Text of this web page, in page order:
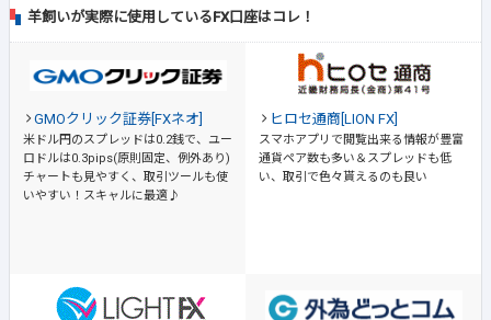
羊飼いが実際に使用しているFX口座はコレ！
GMOクリック証券[FXネオ]
米ドル円のスプレッドは0.2銭で、ユー
ロドルは0.3pips(原則固定、例外あり)
チャートも見やすく、取引ツールも使
いやすい！スキャルに最適♪
ヒロセ通商[LION FX]
スマホアプリで閲覧出来る情報が豊富
通貨ペア数も多い＆スプレッドも低
い、取引で色々貰えるのも良い